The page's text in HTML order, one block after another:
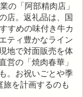
の「阿部精肉店」
店。返礼品は、国
すめの味付き牛カ
ティ豊かなライン
地で対面販売を体
営の「焼肉春華」
。お祝いごとや季
を計画するのも